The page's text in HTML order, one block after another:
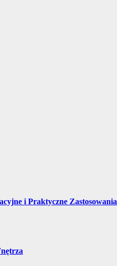
i Praktyczne Zastosowania